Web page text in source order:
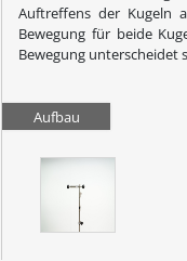
Auftreffens der Kugeln
Bewegung für beide
Bewegung unterscheidet
Aufbau